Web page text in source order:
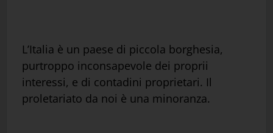
L’Italia è un paese di piccola borghesia,
purtroppo inconsapevole dei proprii
interessi, e di contadini proprietari. Il
proletariato da noi è una minoranza.